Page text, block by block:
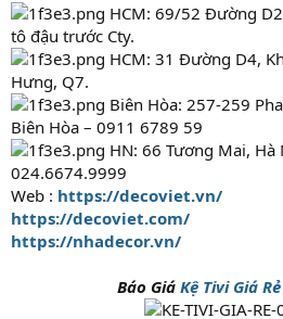
HCM: 69/52 Đường
tô đậu trước Cty.
HCM: 31 Đường D4,
Hưng, Q7.
Biên Hòa: 257-259
Biên Hòa – 0911 6789 59
HN: 66 Tương Mai, Hà
024.6674.9999
Web : https://decoviet.vn/
https://decoviet.com/
https://nhadecor.vn/
Báo Giá Kệ Tivi Giá Rẻ